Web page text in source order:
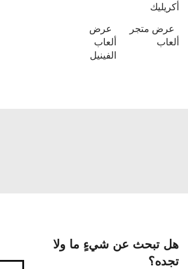
أكريليك
عرض متجر
ألعاب
عرض
ألعاب
الفينيل
هل تبحث عن شيءٍ ما ولا
تجده؟